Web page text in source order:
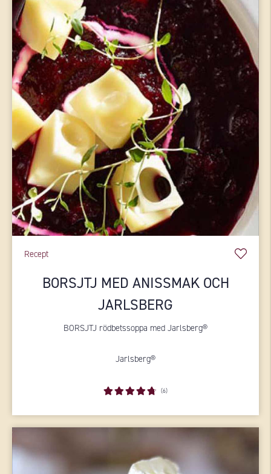
Recept
BORSJTJ MED ANISSMAK OCH
JARLSBERG
BORSJTJ rödbetssoppa med Jarlsberg®
Jarlsberg®
(6)